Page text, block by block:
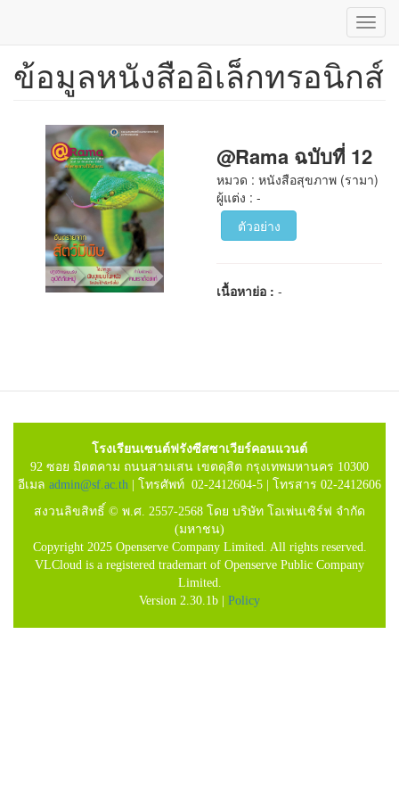
ข้าม
ข้อมูลหนังสืออิเล็กทรอนิกส์
@Rama ฉบับที่ 12
หมวด : หนังสือสุขภาพ (รามา)
ผู้แต่ง : -
ตัวอย่าง
เนื้อหาย่อ :-
โรงเรียนเซนต์ฟรังซีสซาเวียร์คอนแวนต์
92 ซอย มิตตคาม ถนนสามเสน เขตดุสิต กรุงเทพมหานคร 10300
อีเมล admin@sf.ac.th | โทรศัพท์ 02-2412604-5 | โทรสาร 02-2412606
สงวนลิขสิทธิ์ © พ.ศ. 2557-2568 โดย บริษัท โอเพ่นเซิร์ฟ จำกัด
(มหาชน)
Copyright 2025 Openserve Company Limited. All rights reserved.
VLCloud is a registered trademart of Openserve Public Company
Limited.
Version 2.30.1b | Policy